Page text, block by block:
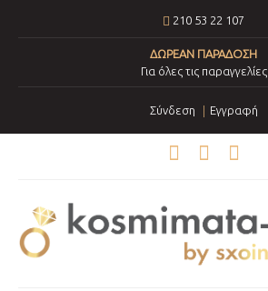
210 53 22 107
ΔΩΡΕΑΝ ΠΑΡΑΔΟΣΗ
Για όλες τις παραγγελίες
Σύνδεση Εγγραφή